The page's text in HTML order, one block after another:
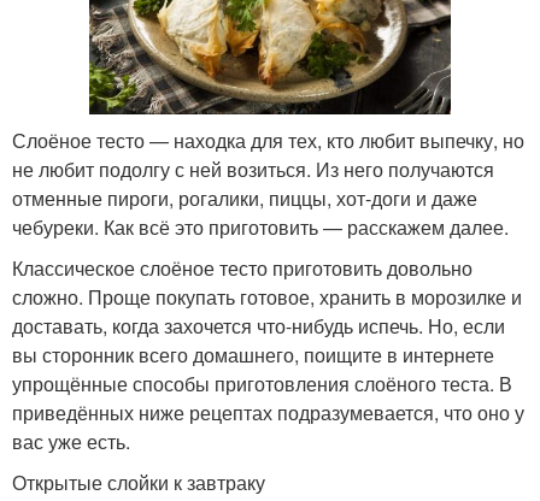
Слоёное тесто — находка для тех, кто любит выпечку, но
не любит подолгу с ней возиться. Из него получаются
отменные пироги, рогалики, пиццы, хот-доги и даже
чебуреки. Как всё это приготовить — расскажем далее.
Классическое слоёное тесто приготовить довольно
сложно. Проще покупать готовое, хранить в морозилке и
доставать, когда захочется что-нибудь испечь. Но, если
вы сторонник всего домашнего, поищите в интернете
упрощённые способы приготовления слоёного теста. В
приведённых ниже рецептах подразумевается, что оно у
вас уже есть.
Открытые слойки к завтраку